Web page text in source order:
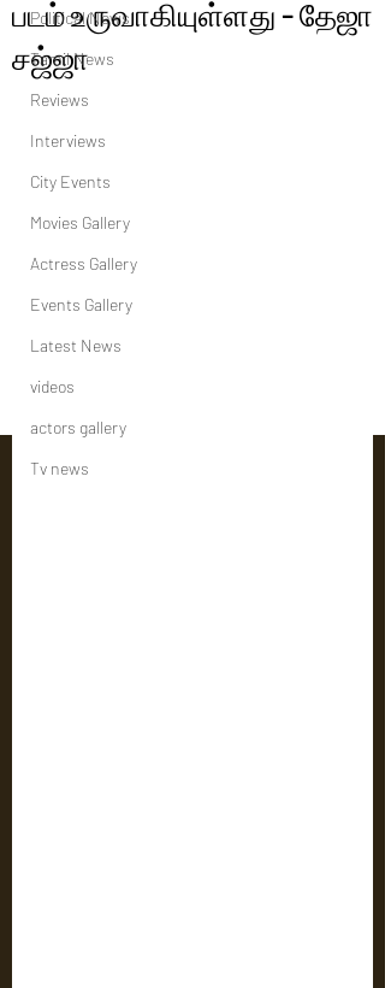
Political News
Tamil News
Reviews
Interviews
City Events
Movies Gallery
Actress Gallery
Events Gallery
Latest News
videos
actors gallery
Tv news
படம் உருவாகியுள்ளது - தேஜா
சஜ்ஜா